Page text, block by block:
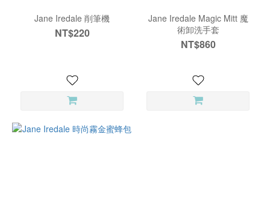
Jane Iredale 削筆機
NT$220
Jane Iredale Magic Mitt 魔
術卸洗手套
NT$860